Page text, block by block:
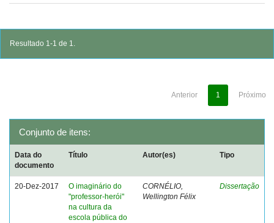
Resultado 1-1 de 1.
Anterior 1 Próximo
Conjunto de itens:
Data do
documento
Título Autor(es) Tipo
20-Dez-2017
O imaginário do
"professor-herói"
na cultura da
escola pública do
CORNÉLIO,
Wellington Félix
Dissertação